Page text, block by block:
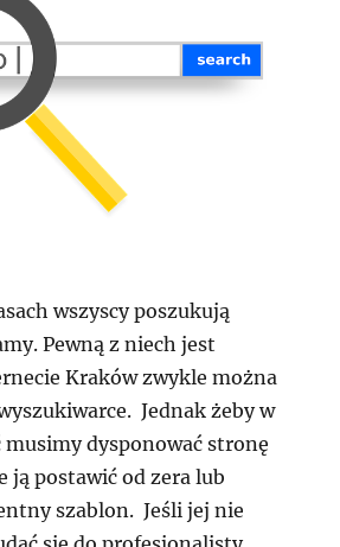
wszyscy poszukują
Pewną z niech jest
Kraków zwykle można
Jednak żeby w
musimy dysponować stronę
ją postawić od zera lub
szablon. Jeśli jej nie